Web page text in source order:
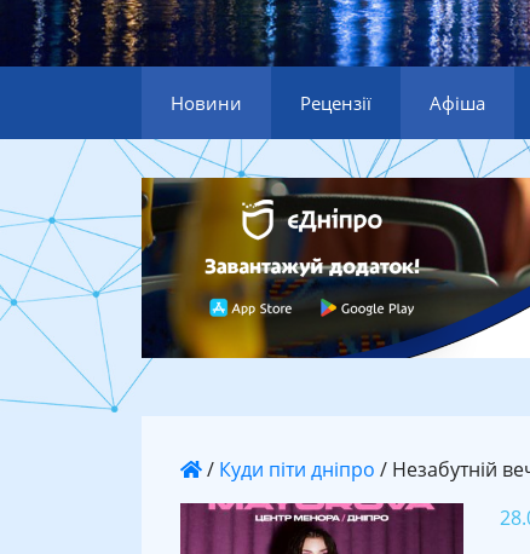
Новини Рецензії Афіша
/ Куди піти дніпро / Незабутній